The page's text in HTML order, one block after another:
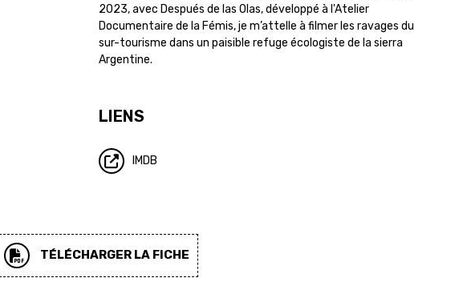
2023, avec Después de las Olas, développé à l'Atelier
Documentaire de la Fémis, je m’attelle à filmer les ravages du
sur-tourisme dans un paisible refuge écologiste de la sierra
Argentine.
LIENS
IMDB
TÉLÉCHARGER LA FICHE